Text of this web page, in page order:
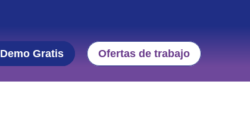
Demo Gratis Ofertas de trabajo